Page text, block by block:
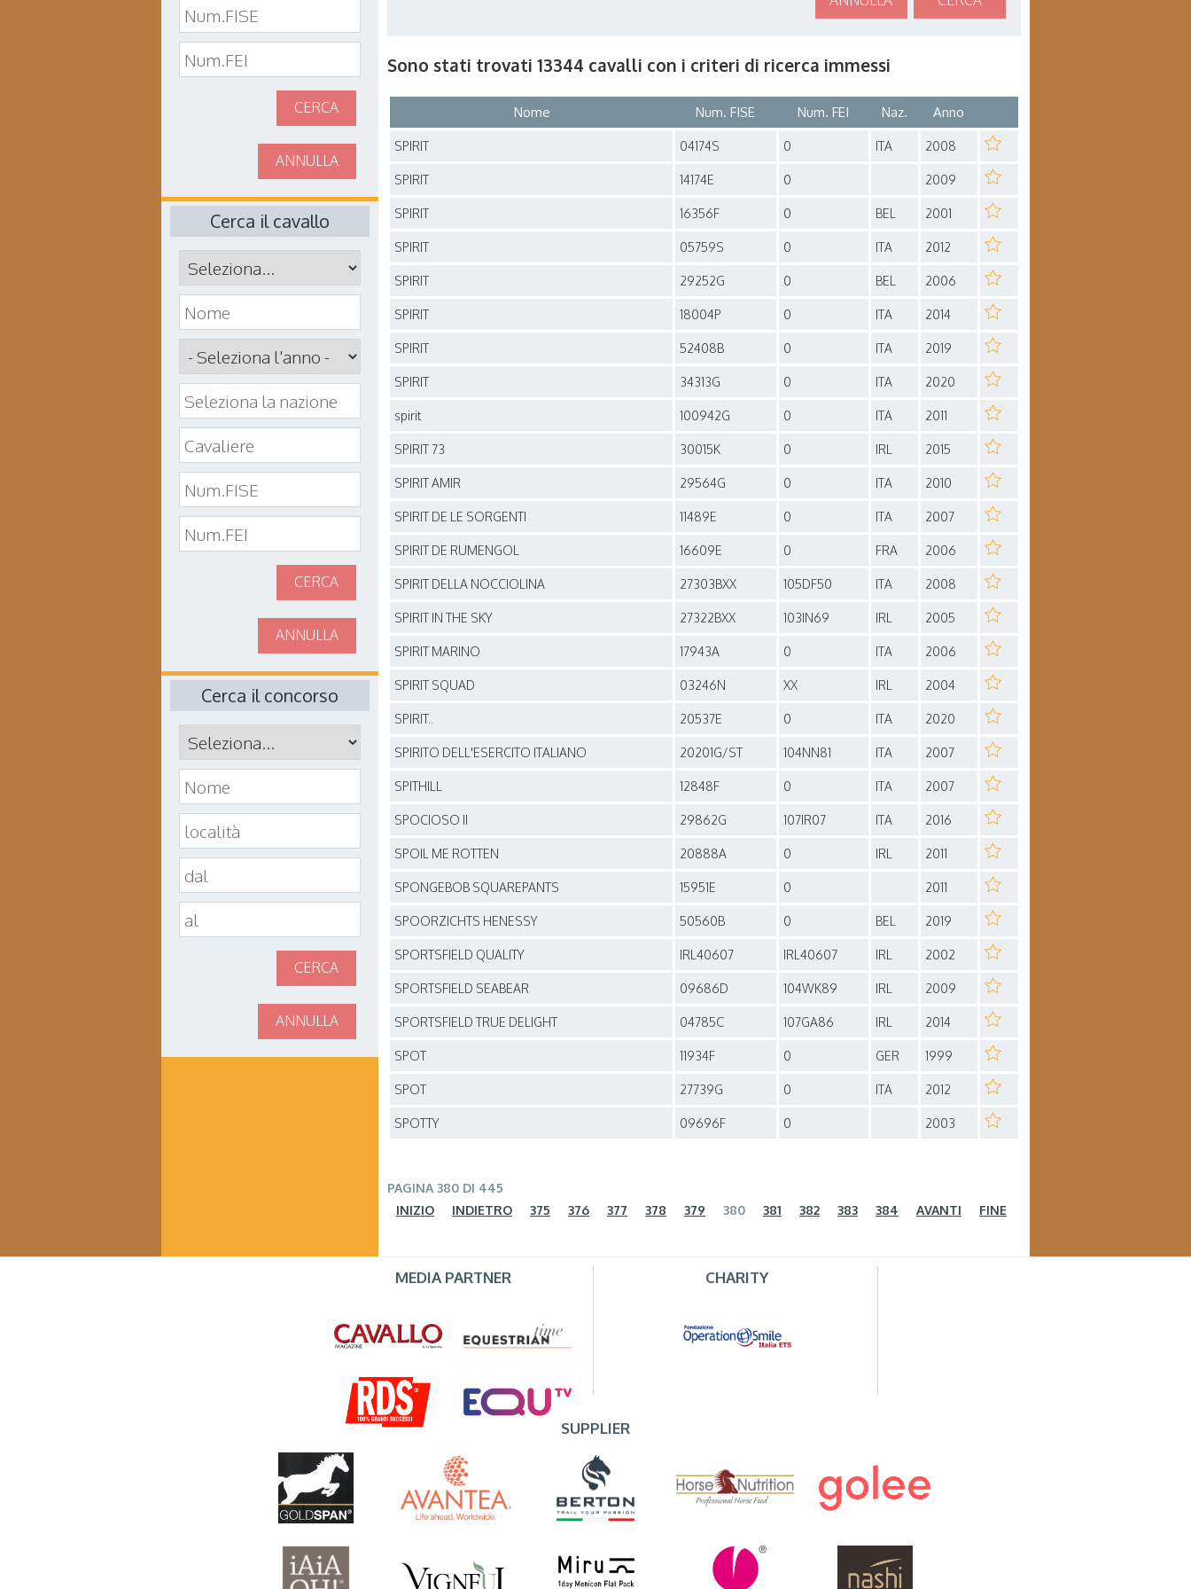
CERCA
ANNULLA
Cerca il cavallo
CERCA
ANNULLA
Cerca il concorso
CERCA
ANNULLA
Sono stati trovati 13344 cavalli con i criteri di ricerca immessi
Nome Num. FISE Num. FEI Naz. Anno
SPIRIT 04174S 0 ITA 2008
SPIRIT 14174E 0 2009
SPIRIT 16356F 0 BEL 2001
SPIRIT 05759S 0 ITA 2012
SPIRIT 29252G 0 BEL 2006
SPIRIT 18004P 0 ITA 2014
SPIRIT 52408B 0 ITA 2019
SPIRIT 34313G 0 ITA 2020
spirit 100942G 0 ITA 2011
SPIRIT 73 30015K 0 IRL 2015
SPIRIT AMIR 29564G 0 ITA 2010
SPIRIT DE LE SORGENTI 11489E 0 ITA 2007
SPIRIT DE RUMENGOL 16609E 0 FRA 2006
SPIRIT DELLA NOCCIOLINA 27303BXX 105DF50 ITA 2008
SPIRIT IN THE SKY 27322BXX 103IN69 IRL 2005
SPIRIT MARINO 17943A 0 ITA 2006
SPIRIT SQUAD 03246N XX IRL 2004
SPIRIT.. 20537E 0 ITA 2020
SPIRITO DELL'ESERCITO ITALIANO 20201G/ST 104NN81 ITA 2007
SPITHILL 12848F 0 ITA 2007
SPOCIOSO II 29862G 107IR07 ITA 2016
SPOIL ME ROTTEN 20888A 0 IRL 2011
SPONGEBOB SQUAREPANTS 15951E 0 2011
SPOORZICHTS HENESSY 50560B 0 BEL 2019
SPORTSFIELD QUALITY IRL40607 IRL40607 IRL 2002
SPORTSFIELD SEABEAR 09686D 104WK89 IRL 2009
SPORTSFIELD TRUE DELIGHT 04785C 107GA86 IRL 2014
SPOT 11934F 0 GER 1999
SPOT 27739G 0 ITA 2012
SPOTTY 09696F 0 2003
PAGINA 380 DI 445
INIZIO
INDIETRO 375 376 377 378 379 380 381 382 383 384 AVANTI FINE
MEDIA PARTNER CHARITY
SUPPLIER